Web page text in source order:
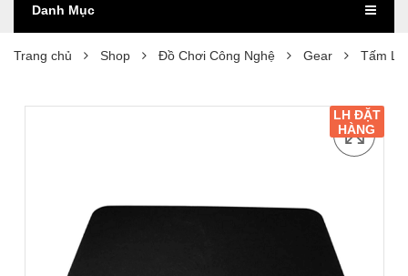
Danh Mục
Trang chủ Shop Đồ Chơi Công Nghệ Gear Tấm
LH ĐẶT
HÀNG